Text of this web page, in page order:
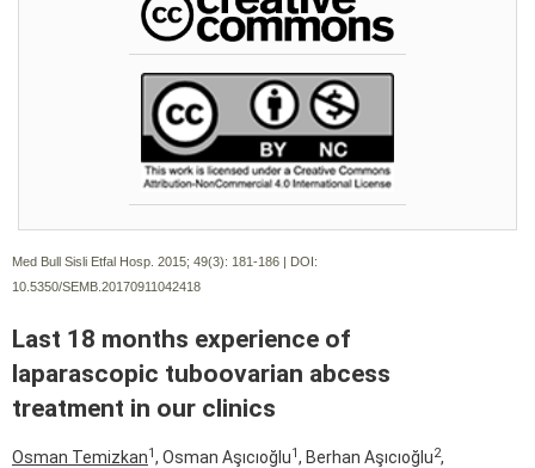
Med Bull Sisli Etfal Hosp. 2015; 49(3): 181-186 | DOI:
10.5350/SEMB.20170911042418
Last 18 months experience of
laparascopic tuboovarian abcess
treatment in our clinics
Osman Temizkan1, Osman Aşıcıoğlu1, Berhan Aşıcıoğlu2,